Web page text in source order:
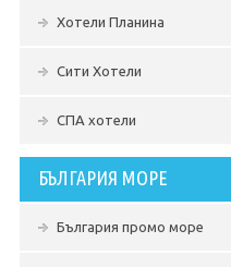
Хотели Планина
Сити Хотели
СПА хотели
БЪЛГАРИЯ МОРЕ
България промо море